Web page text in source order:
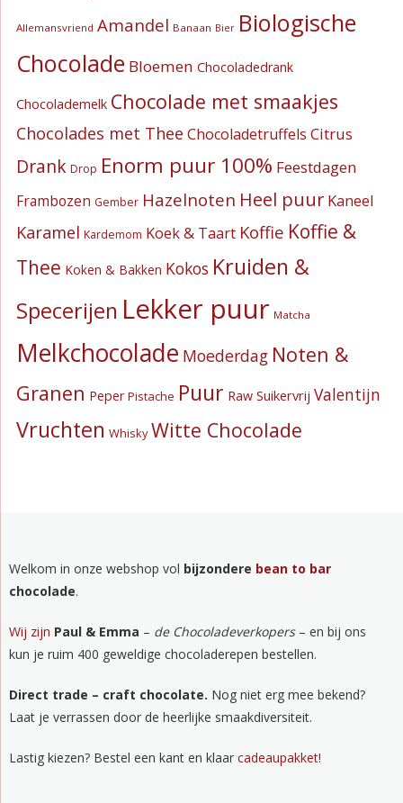
Allemansvriend Amandel Banaan Bier Biologische
Chocolade Bloemen Chocoladedrank
Chocolademelk Chocolade met smaakjes
Chocolades met Thee Chocoladetruffels Citrus
Drank Drop Enorm puur 100% Feestdagen
Frambozen Gember Hazelnoten Heel puur Kaneel
Karamel Kardemom Koek & Taart Koffie Koffie &
Thee Koken & Bakken Kokos Kruiden &
Specerijen Lekker puur Matcha
Melkchocolade Moederdag Noten &
Granen Peper Pistache Puur Raw Suikervrij Valentijn
Vruchten Whisky Witte Chocolade
Welkom in onze webshop vol bijzondere bean to bar
chocolade.
Wij zijn Paul & Emma – de Chocoladeverkopers– en bij ons
kun je ruim 400 geweldige chocoladerepen bestellen.
Direct trade – craft chocolate. Nog niet erg mee bekend?
Laat je verrassen door de heerlijke smaakdiversiteit.
Lastig kiezen? Bestel een kant en klaar cadeaupakket!